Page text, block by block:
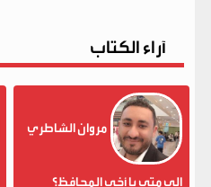
آراء الكتاب
مروان الشاطري
إلى متى يا أخي المحافظ؟